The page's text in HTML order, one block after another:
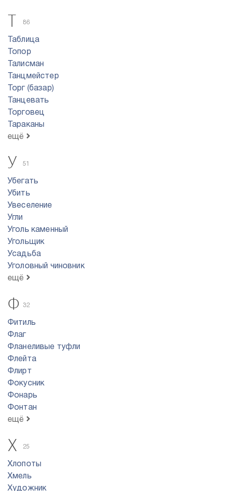
Т 86
Таблица
Топор
Талисман
Танцмейстер
Торг (базар)
Танцевать
Торговец
Тараканы
ещё
У 51
Убегать
Убить
Увеселение
Угли
Уголь каменный
Угольщик
Усадьба
Уголовный чиновник
ещё
Ф 32
Фитиль
Флаг
Фланеливые туфли
Флейта
Флирт
Фокусник
Фонарь
Фонтан
ещё
Х 25
Хлопоты
Хмель
Художник